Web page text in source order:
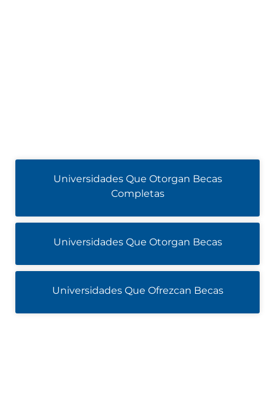
Universidades Que Otorgan Becas
Completas
Universidades Que Otorgan Becas
Universidades Que Ofrezcan Becas